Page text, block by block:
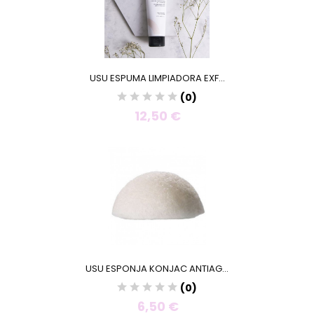
USU ESPUMA LIMPIADORA EXF...
(0)
12,50 €
USU ESPONJA KONJAC ANTIAG...
(0)
6,50 €